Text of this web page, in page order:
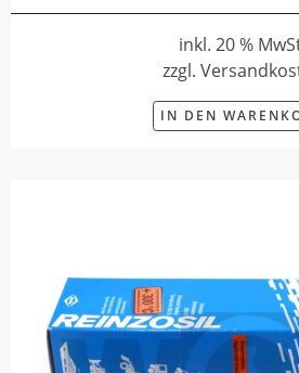
inkl. 20 %
zzgl.
IN DEN